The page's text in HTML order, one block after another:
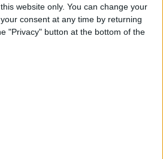
website only. You can change your
consent at any time by returning
"Privacy" button at the bottom of the
affrontera l’Olympique de Marseille ce
aussi [...]